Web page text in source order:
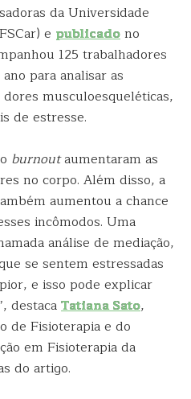
da Universidade
e publicadono
125 trabalhadores
para analisar as
musculoesqueléticas,
de estresse.
burnoutaumentaram as
no corpo. Além disso, a
aumentou a chance
incômodos. Uma
análise de mediação,
se sentem estressadas
e isso pode explicar
destacaTatiana Sato,
de Fisioterapia e do
em Fisioterapia da
do artigo.